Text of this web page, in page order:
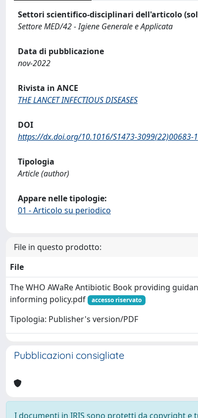
Settori scientifico-disciplinari dell'articolo
Settore MED/42 - Igiene Generale e Applicata
Data di pubblicazione
nov-2022
Rivista in ANCE
THE LANCET INFECTIOUS DISEASES
DOI
https://dx.doi.org/10.1016/S1473-3099(22)00683-1
Tipologia
Article (author)
Appare nelle tipologie:
01 - Articolo su periodico
File in questo prodotto:
File
The WHO AWaRe Antibiotic Book providing
informing policy.pdf
accesso riservato
Tipologia: Publisher's version/PDF
Pubblicazioni consigliate
I documenti in IRIS sono protetti da copyright